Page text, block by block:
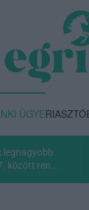
ÜGYERIASZTÓ
legnagyobb
között ren...